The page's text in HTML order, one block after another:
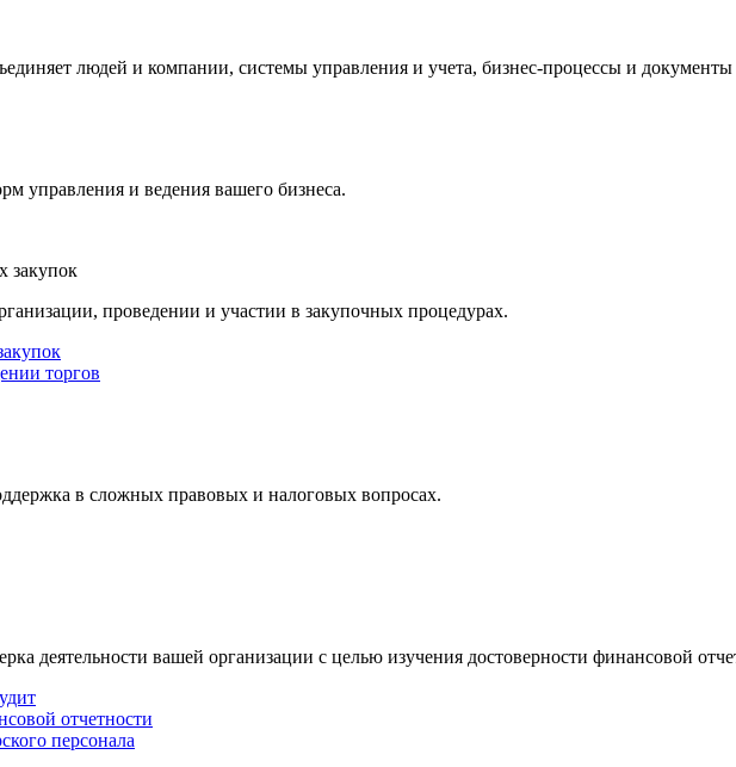
людей и компании, системы управления и учета, бизнес-процессы и документы
управления и ведения вашего бизнеса.
закупок
проведении и участии в закупочных процедурах.
торгов
в сложных правовых и налоговых вопросах.
деятельности вашей организации с целью изучения достоверности финансовой
отчетности
персонала